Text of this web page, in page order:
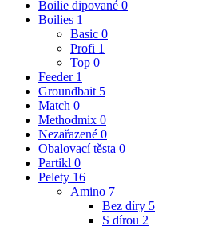
Boilie dipované 0
Boilies 1
Basic 0
Profi 1
Top 0
Feeder 1
Groundbait 5
Match 0
Methodmix 0
Nezařazené 0
Obalovací těsta 0
Partikl 0
Pelety 16
Amino 7
Bez díry 5
S dírou 2